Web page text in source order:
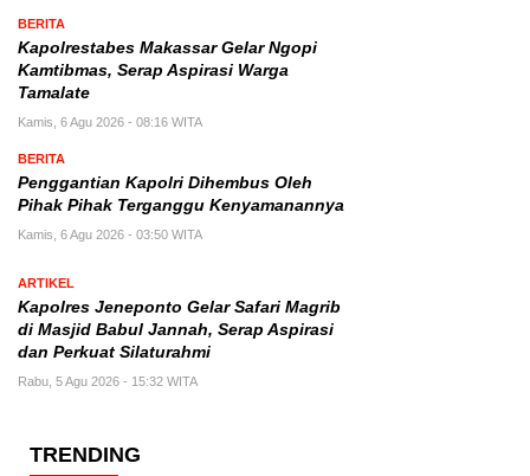
BERITA
Kapolrestabes Makassar Gelar Ngopi
Kamtibmas, Serap Aspirasi Warga
Tamalate
Kamis, 6 Agu 2026 - 08:16 WITA
BERITA
Penggantian Kapolri Dihembus Oleh
Pihak Pihak Terganggu Kenyamanannya
Kamis, 6 Agu 2026 - 03:50 WITA
ARTIKEL
Kapolres Jeneponto Gelar Safari Magrib
di Masjid Babul Jannah, Serap Aspirasi
dan Perkuat Silaturahmi
Rabu, 5 Agu 2026 - 15:32 WITA
TRENDING